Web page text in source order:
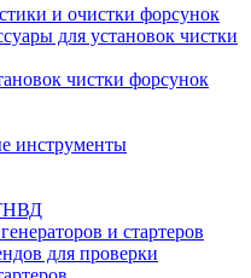
и очистки форсунок
для установок чистки
чистки форсунок
инструменты
и стартеров
для проверки